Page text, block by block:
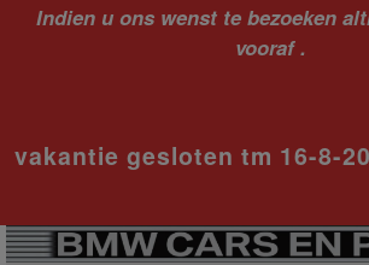
Indien u ons wenst te bezoeken
vooraf .
vakantie gesloten tm 16-8-